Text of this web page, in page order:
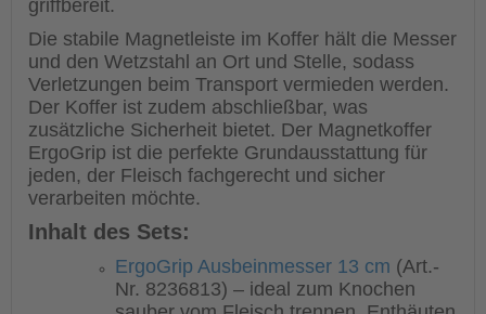
griffbereit.
Die stabile Magnetleiste im Koffer hält die Messer
und den Wetzstahl an Ort und Stelle, sodass
Verletzungen beim Transport vermieden werden.
Der Koffer ist zudem abschließbar, was
zusätzliche Sicherheit bietet. Der Magnetkoffer
ErgoGrip ist die perfekte Grundausstattung für
jeden, der Fleisch fachgerecht und sicher
verarbeiten möchte.
Inhalt des Sets:
ErgoGrip Ausbeinmesser 13 cm (Art.-
Nr. 8236813) – ideal zum Knochen